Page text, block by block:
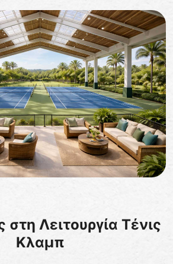
στη Λειτουργία Τένις
Κλαμπ